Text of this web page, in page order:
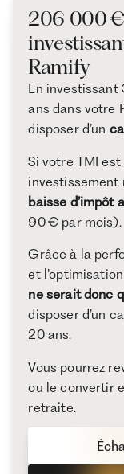
206 000 €
Ramify
En
ans dans votre
disposer d’un
Si votre TMI
investissement
baisse d’impôt
90 € par mois).
Grâce à la
et
ne serait donc
disposer d’un
20 ans.
Vous pourrez
ou le convertir
retraite.